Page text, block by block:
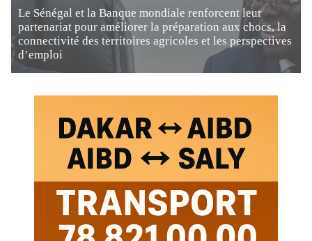
Le Sénégal et la Banque mondiale renforcent leur
partenariat pour améliorer la préparation aux chocs, la
connectivité des territoires agricoles et les perspectives
d’emploi